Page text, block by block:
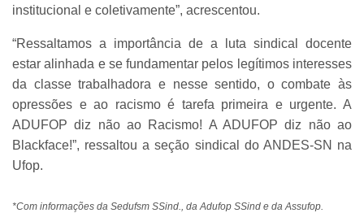
institucional e coletivamente”, acrescentou.
“Ressaltamos a importância de a luta sindical docente
estar alinhada e se fundamentar pelos legítimos interesses
da classe trabalhadora e nesse sentido, o combate às
opressões e ao racismo é tarefa primeira e urgente. A
ADUFOP diz não ao Racismo! A ADUFOP diz não ao
Blackface!”, ressaltou a seção sindical do ANDES-SN na
Ufop.
*Com informações da Sedufsm SSind., da Adufop SSind e da Assufop.